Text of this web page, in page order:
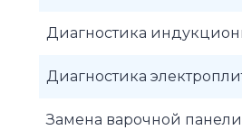
Диагностика
Диагностика
Замена варочной